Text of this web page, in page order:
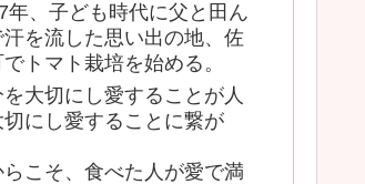
年、子ども時代に父と田ん
汗を流した思い出の地、佐
でトマト栽培を始める。
を大切にし愛することが人
切にし愛することに繋が
らこそ、食べた人が愛で満